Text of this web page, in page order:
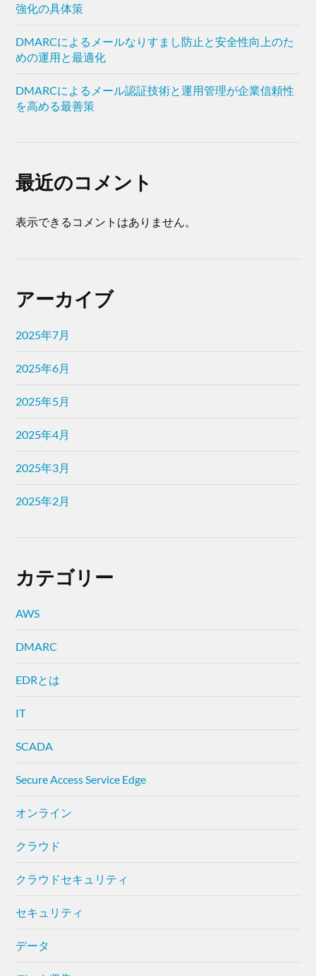
強化の具体策
DMARCによるメールなりすまし防止と安全性向上のた
めの運用と最適化
DMARCによるメール認証技術と運用管理が企業信頼性
を高める最善策
最近のコメント
表示できるコメントはありません。
アーカイブ
2025年7月
2025年6月
2025年5月
2025年4月
2025年3月
2025年2月
カテゴリー
AWS
DMARC
EDRとは
IT
SCADA
Secure Access Service Edge
オンライン
クラウド
クラウドセキュリティ
セキュリティ
データ